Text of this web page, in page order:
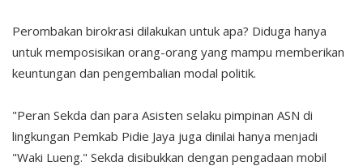
Perombakan birokrasi dilakukan untuk apa? Diduga hanya
untuk memposisikan orang-orang yang mampu memberikan
keuntungan dan pengembalian modal politik.
"Peran Sekda dan para Asisten selaku pimpinan ASN di
lingkungan Pemkab Pidie Jaya juga dinilai hanya menjadi
"Waki Lueng." Sekda disibukkan dengan pengadaan mobil